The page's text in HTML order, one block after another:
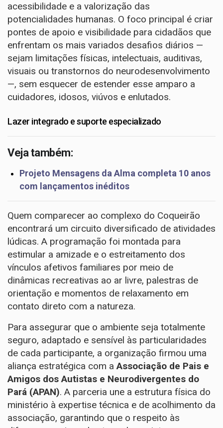
acessibilidade e a valorização das
potencialidades humanas. O foco principal é criar
pontes de apoio e visibilidade para cidadãos que
enfrentam os mais variados desafios diários —
sejam limitações físicas, intelectuais, auditivas,
visuais ou transtornos do neurodesenvolvimento
—, sem esquecer de estender esse amparo a
cuidadores, idosos, viúvos e enlutados.
​Lazer integrado e suporte especializado
Veja também:
Projeto Mensagens da Alma completa 10 anos
com lançamentos inéditos
​Quem comparecer ao complexo do Coqueirão
encontrará um circuito diversificado de atividades
lúdicas. A programação foi montada para
estimular a amizade e o estreitamento dos
vínculos afetivos familiares por meio de
dinâmicas recreativas ao ar livre, palestras de
orientação e momentos de relaxamento em
contato direto com a natureza.
​Para assegurar que o ambiente seja totalmente
seguro, adaptado e sensível às particularidades
de cada participante, a organização firmou uma
aliança estratégica com aAssociação de Pais e
Amigos dos Autistas e Neurodivergentes do
Pará (APAN). A parceria une a estrutura física do
ministério à expertise técnica e de acolhimento da
associação, garantindo que o respeito às